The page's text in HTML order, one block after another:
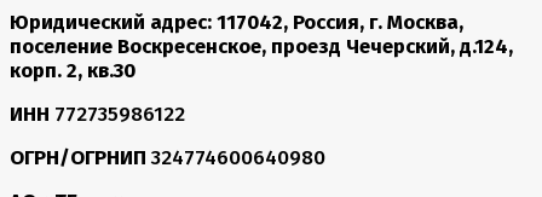
Юридический адрес: 117042, Россия, г. Москва,
поселение Воскресенское, проезд Чечерский, д.124,
корп. 2, кв.30
ИНН 772735986122
ОГРН/ОГРНИП 324774600640980